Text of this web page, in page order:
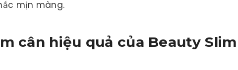
mịn màng.
cân hiệu quả của Beauty Slim